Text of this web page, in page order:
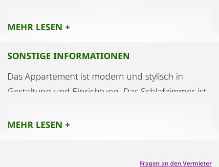
MEHR LESEN +
SONSTIGE INFORMATIONEN
Das Appartement ist modern und stylisch in
Gestaltung und Einrichtung. Das Schlafzimmer ist
von 1.80 m. Das Modulare Sofa befindet sich im
MEHR LESEN +
Fragen an den Vermieter